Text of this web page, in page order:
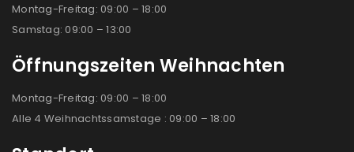
Montag-Freitag: 09:00 – 18:00
Samstag: 09:00 – 13:00
Öffnungszeiten Weihnachten
Montag-Freitag: 09:00 – 18:00
Alle 4 Weihnachtssamstage : 09:00 – 18:00